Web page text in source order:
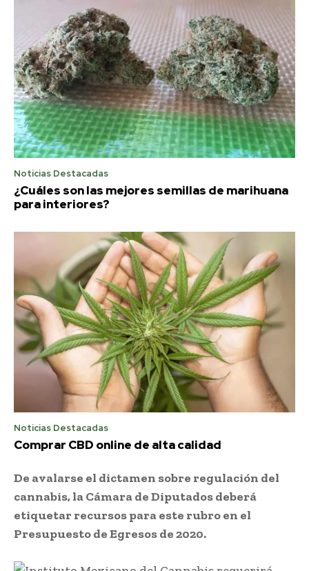
Noticias Destacadas
¿Cuáles son las mejores semillas de marihuana
para interiores?
Noticias Destacadas
Comprar CBD online de alta calidad
De avalarse el dictamen sobre regulación del
cannabis, la Cámara de Diputados deberá
etiquetar recursos para este rubro en el
Presupuesto de Egresos de 2020.